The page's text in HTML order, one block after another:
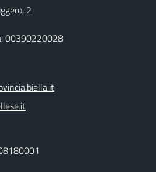
2
00390220028